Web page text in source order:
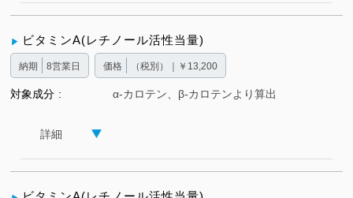
ビタミンA(レチノール活性当量)
納期 8営業日 価格 （税別）｜￥13,200
対象成分 α-カロテン、β-カロテンより算出
詳細